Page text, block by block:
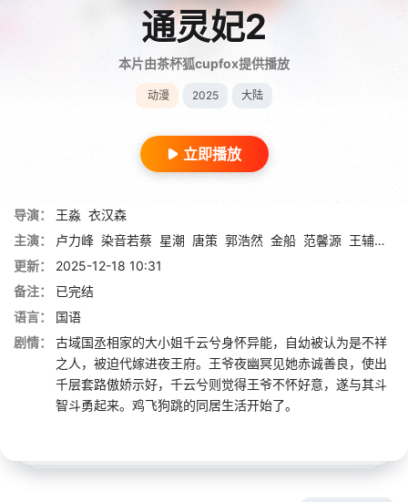
通灵妃2
本片由茶杯狐cupfox提供播放
动漫 2025 大陆
立即播放
导演： 王淼 衣汉森
主演：
卢力峰 染音若蔡 星潮 唐策 郭浩然 金船 范馨源 王辅平
更新：
2025-12-18 10:31
备注：
已完结
语言：
国语
剧情：
古域国丞相家的大小姐千云兮身怀异能，自幼被认为是不祥
之人，被迫代嫁进夜王府。王爷夜幽冥见她赤诚善良，使出
千层套路傲娇示好，千云兮则觉得王爷不怀好意，遂与其斗
智斗勇起来。鸡飞狗跳的同居生活开始了。